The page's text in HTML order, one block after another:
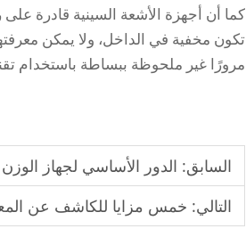
كما أن أجهزة الأشعة السينية قادرة
تكون مخفية في الداخل، ولا يمكن
مرورًا غير ملحوظة ببساطة باستخدام
السابق: الدور الأساسي لجهاز
التالي: خمس مزايا للكاشف عن